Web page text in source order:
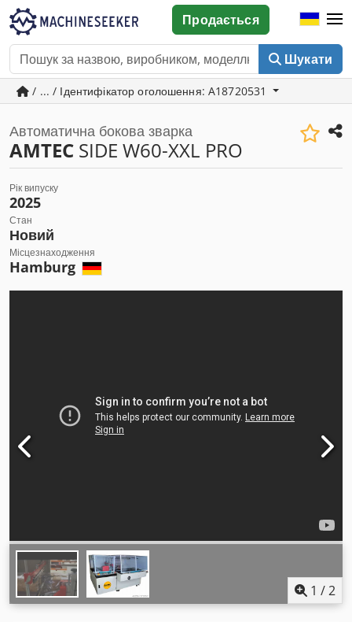
Шукати
Продається
/ ... / Ідентифікатор оголошення: A18720531
Автоматична бокова зварка
AMTEC SIDE W60-XXL PRO
Рік випуску
2025
Стан
Новий
Місцезнаходження
Hamburg
1 /2